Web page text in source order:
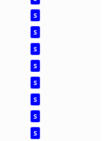
S
S
S
S
S
S
S
S